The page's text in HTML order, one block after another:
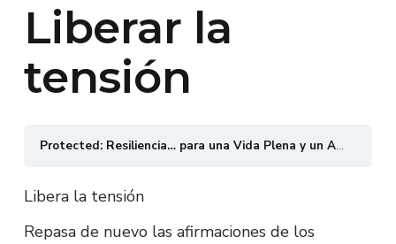
Liberar la
tensión
Protected: Resiliencia… para una Vida Plena y un Activismo Sostenible
Libera la tensión
Repasa de nuevo las afirmaciones de los